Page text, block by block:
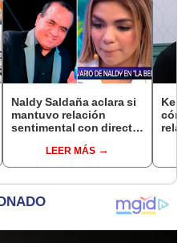
Naldy Saldaña aclara si
mantuvo relación
sentimental con director
denunciarlo por
tocamientos: “Me
LEER MÁS